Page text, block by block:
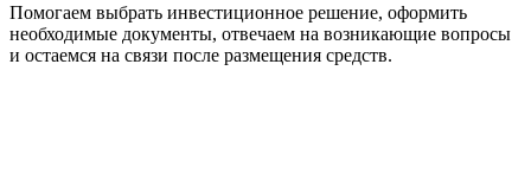
Помогаем выбрать инвестиционное решение, оформить
необходимые документы, отвечаем на возникающие вопросы
и остаемся на связи после размещения средств.